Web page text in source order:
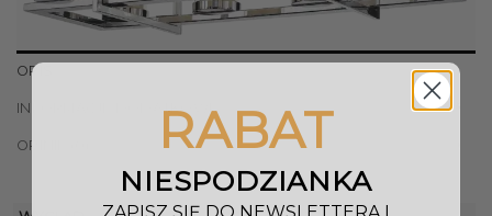
OPIS
INFORMACJE DODATKOWE
OPINIE (0) RABAT
NIESPODZIANKA